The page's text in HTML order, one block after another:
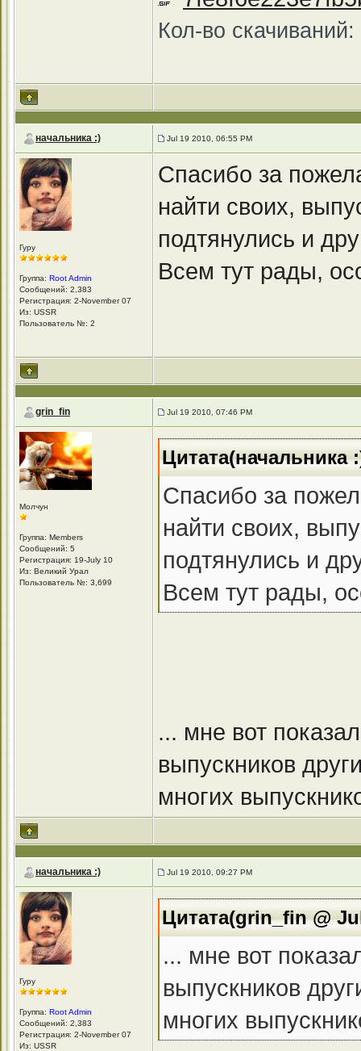
Кол-во скачиваний:
начальника :) Jul 19 2010, 06:55 PM
Гуру
Группа: Root Admin
Сообщений: 2,383
Регистрация: 2-November 07
Из: USSR
Пользователь №: 2
Спасибо за
найти своих,
подтянулись и
Всем тут рады,
grin_fin Jul 19 2010, 07:46 PM
Молчун
Группа: Members
Сообщений: 5
Регистрация: 19-July 10
Из: Великий Урал
Пользователь №: 3,699
Цитата(начальника
Спасибо за
найти своих,
подтянулись и
Всем тут рады,
... мне вот
выпускников
многих
начальника :) Jul 19 2010, 09:27 PM
Гуру
Группа: Root Admin
Сообщений: 2,383
Регистрация: 2-November 07
Из: USSR
Цитата(grin_fin @
... мне вот
выпускников
многих